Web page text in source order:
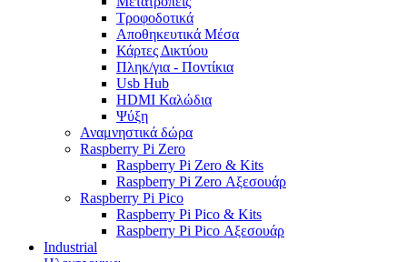
Τροφοδοτικά
Αποθηκευτικά Μέσα
Κάρτες Δικτύου
Πληκ/για - Ποντίκια
Usb Hub
HDMI Καλώδια
Ψύξη
Αναμνηστικά δώρα
Raspberry Pi Zero
Raspberry Pi Zero & Kits
Raspberry Pi Zero Αξεσουάρ
Raspberry Pi Pico
Raspberry Pi Pico & Kits
Raspberry Pi Pico Αξεσουάρ
Industrial